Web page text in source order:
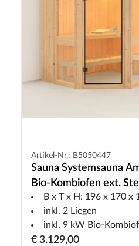
Artikel-Nr.: B5050447
Sauna Systemsauna
Bio-Kombiofen ext.
B x T x H: 196 x 170 x
inkl. 2 Liegen
inkl. 9 kW Bio-
€ 3.129,00